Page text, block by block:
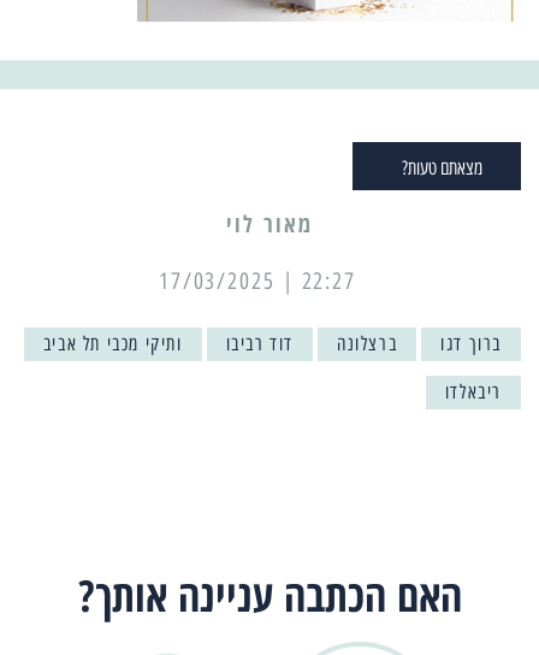
מצאתם טעות?
מאור לוי
22:27 | 17/03/2025
ברוך דגו ברצלונה דוד רביבו ותיקי מכבי תל אביב
ריבאלדו
האם הכתבה עניינה אותך?